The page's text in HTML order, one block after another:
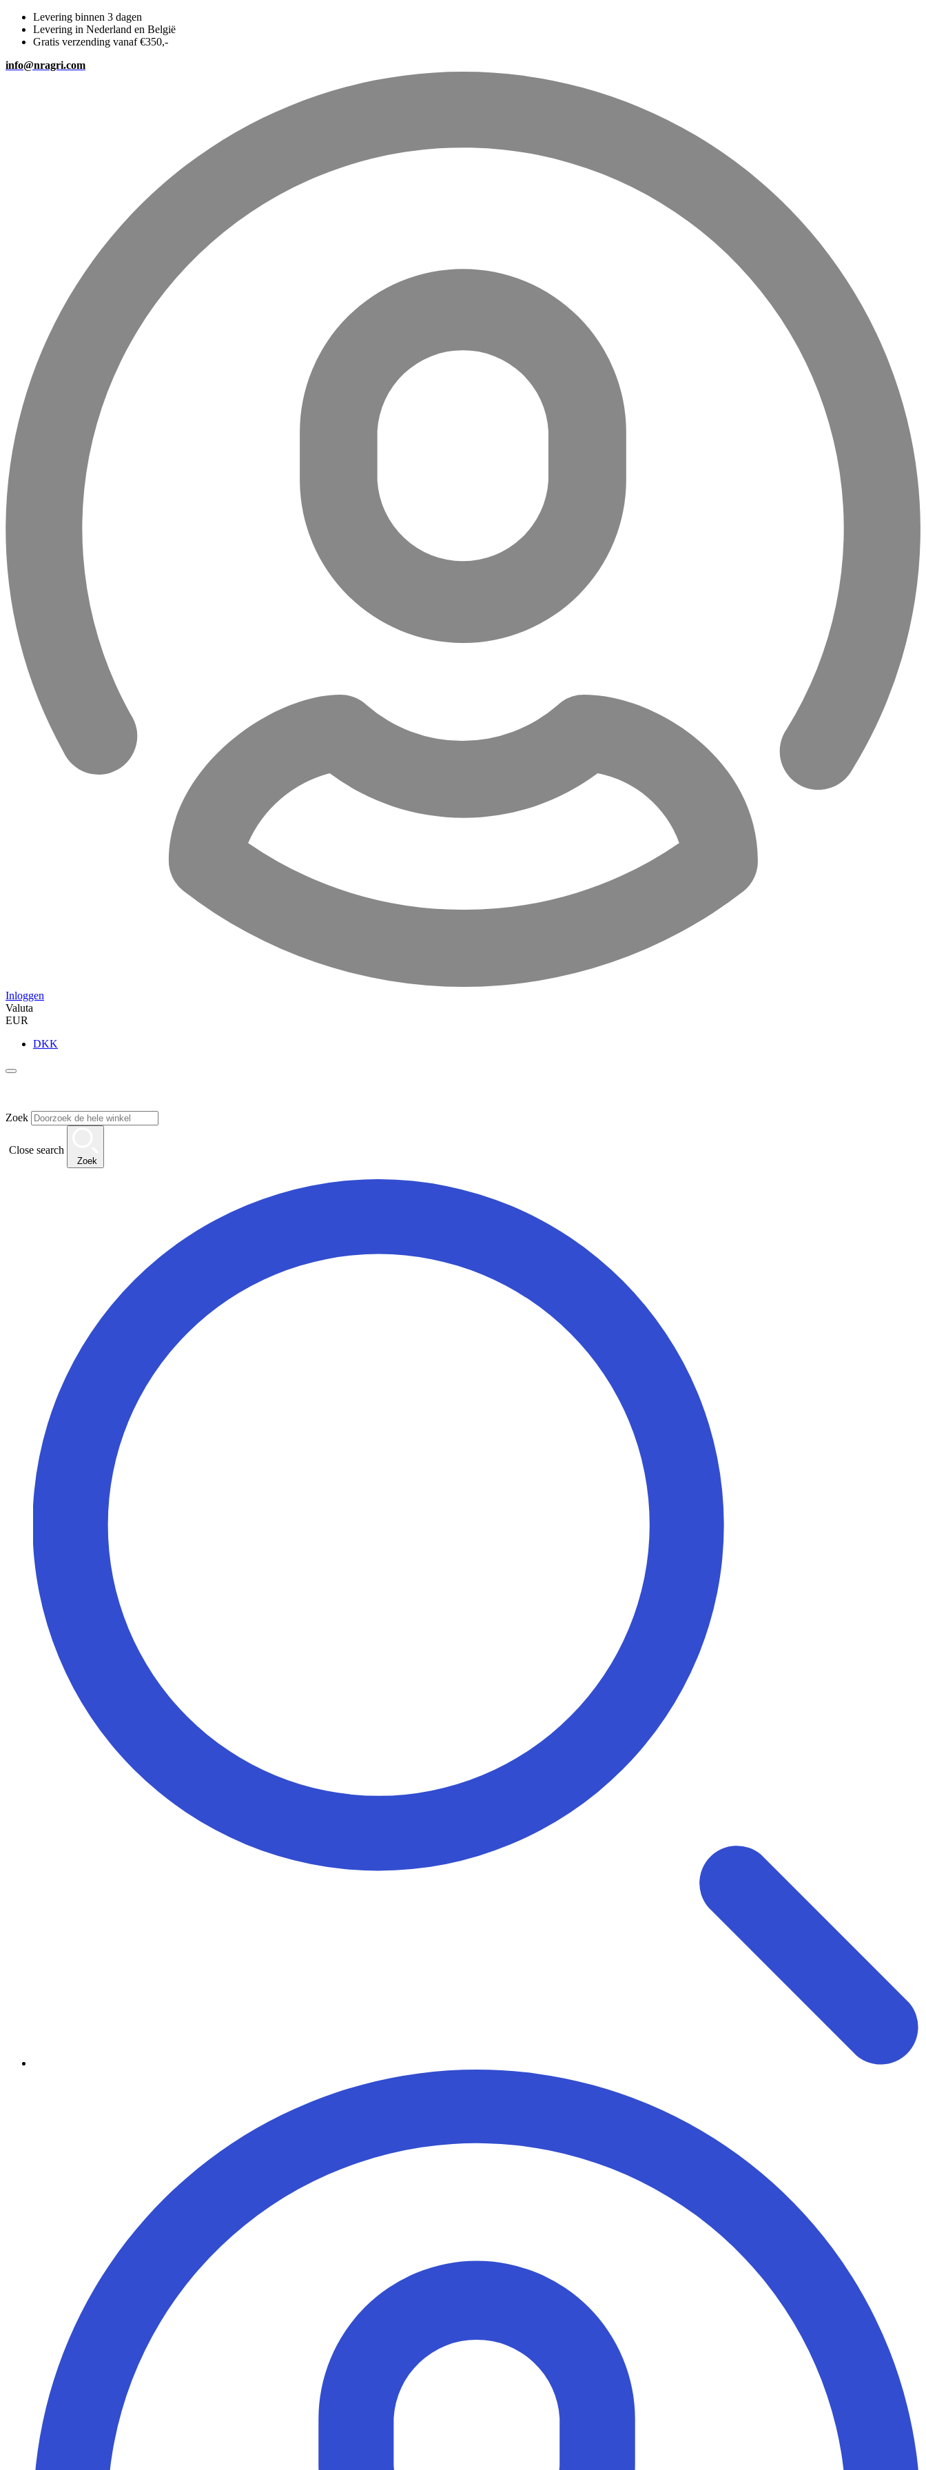
Levering binnen 3 dagen
Levering in Nederland en België
Gratis verzending vanaf €350,-
info@nragri.com
Inloggen
Valuta
EUR
DKK
Zoek
Close search
Zoek